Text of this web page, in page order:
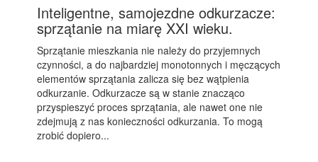
Inteligentne, samojezdne odkurzacze:
sprzątanie na miarę XXI wieku.
Sprzątanie mieszkania nie należy do przyjemnych
czynności, a do najbardziej monotonnych i męczących
elementów sprzątania zalicza się bez wątpienia
odkurzanie. Odkurzacze są w stanie znacząco
przyspieszyć proces sprzątania, ale nawet one nie
zdejmują z nas konieczności odkurzania. To mogą
zrobić dopiero...